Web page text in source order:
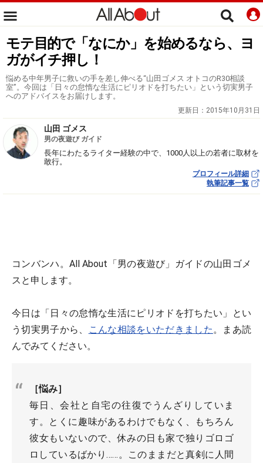
モテ目的で「なにか」を始めるなら、ヨ
ガがイチ押し！
悩める中年男子に救いの手を差し伸べる“山田ゴメス オトコのR30相談
室”。今回は「日々の怠惰な生活にピリオドを打ちたい」という切実男子
へのアドバイスをお届けします。
更新日： 2015年10月31日
山田 ゴメス
男の夜遊び ガイド
長年にわたるライター経験の中で、1000人以上の若者に取材を
敢行。
プロフィール詳細
執筆記事一覧
コンバンハ。All About「男の夜遊び」ガイドの山田ゴメ
スと申します。
今日は「日々の怠惰な生活にピリオドを打ちたい」とい
う切実男子から、
こんな相談をいただきました。まあ読
んでみてください。
［悩み］
毎日、会社と自宅の往復でうんざりしていま
す。とくに趣味があるわけでもなく、もちろん
彼女もいないので、休みの日も家で独りゴロゴ
ロしているばかり……。このままだと真剣に人間